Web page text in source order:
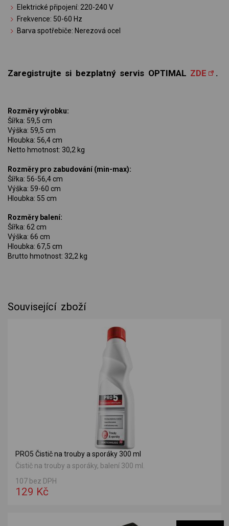
Elektrické připojení: 220-240 V
Frekvence: 50-60 Hz
Barva spotřebiče: Nerezová ocel
Zaregistrujte si bezplatný servis OPTIMAL ZDE .
Rozměry výrobku:
Šířka: 59,5 cm
Výška: 59,5 cm
Hloubka: 56,4 cm
Netto hmotnost: 30,2 kg
Rozměry pro zabudování (min-max):
Šířka: 56-56,4 cm
Výška: 59-60 cm
Hloubka: 55 cm
Rozměry balení:
Šířka: 62 cm
Výška: 66 cm
Hloubka: 67,5 cm
Brutto hmotnost: 32,2 kg
Související zboží
PRO5 Čistič na trouby a sporáky 300 ml
Čistič na trouby a sporáky, balení 300 ml.
107 bez DPH
129 Kč